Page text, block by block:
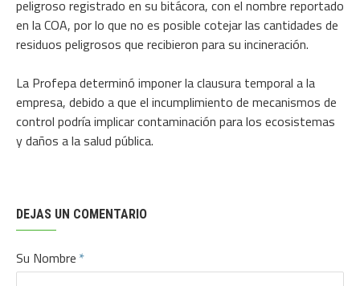
peligroso registrado en su bitácora, con el nombre reportado
en la COA, por lo que no es posible cotejar las cantidades de
residuos peligrosos que recibieron para su incineración.
La Profepa determinó imponer la clausura temporal a la
empresa, debido a que el incumplimiento de mecanismos de
control podría implicar contaminación para los ecosistemas
y daños a la salud pública.
DEJAS UN COMENTARIO
Su Nombre